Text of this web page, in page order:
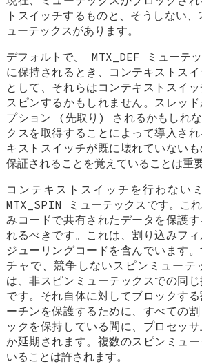
トスイッチするものと、そうしない
ューテックスがあります。
デフォルトで、 MTX_DEF ミューテ
に保持されるとき、コンテキストス
として、それらはコンテキストスイ
スピンするかもしれません。スレッ
プション (先取り) されるかもしれな
クスを取得することによって導入さ
キストスイッチが既に壊れていない
保証されることを覚えていることは重要
コンテキストスイッチを行わない
MTX_SPIN ミューテックスです。こ
みコードで共有されたデータを保護
れるべきです。これは、割り込みフ
ジューリングコードを含んでいます
チャで、競争しないスピンミューテ
は、非スピンミューテックスでの同
です。それ自体に対してブロックす
ーチンを保護するために、すべての
ックを保持している間に、プロセッ
か延期されます。複数のスピンミュ
いることは許されます。